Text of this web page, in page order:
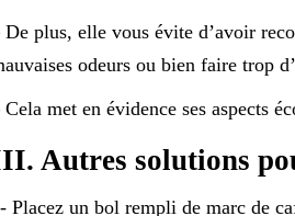
De plus, elle vous évite d’avoir
odeurs ou bien faire trop
Cela met en évidence ses aspects
Autres solutions
Placez un bol rempli de marc de